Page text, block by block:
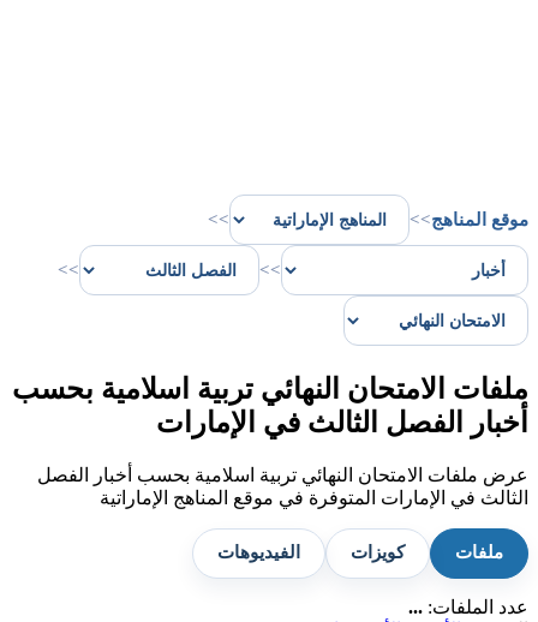
موقع المناهج>>
>>
>>
>>
ملفات الامتحان النهائي تربية اسلامية بحسب
أخبار الفصل الثالث في الإمارات
عرض ملفات الامتحان النهائي تربية اسلامية بحسب أخبار الفصل
الثالث في الإمارات المتوفرة في موقع المناهج الإماراتية
ملفات كويزات الفيديوهات
عدد الملفات: ...